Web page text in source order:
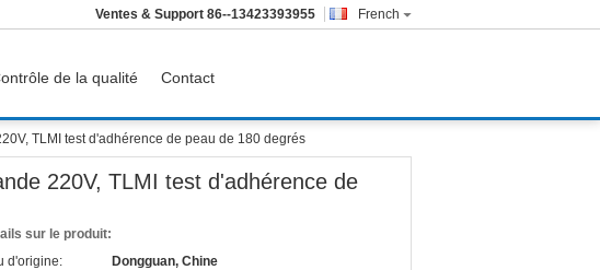
French
Ventes & Support 86--13423393955
de la qualité
Contact
TLMI test d'adhérence de peau de 180 degrés
220V, TLMI test d'adhérence de
sur le produit:
d'origine:
Dongguan, Chine